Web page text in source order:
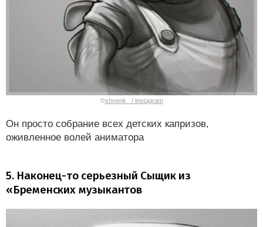
©shvenk_ / instagram
Он просто собрание всех детских капризов,
оживленное волей аниматора
5. Наконец-то серьезный Сыщик из
«Бременских музыкантов